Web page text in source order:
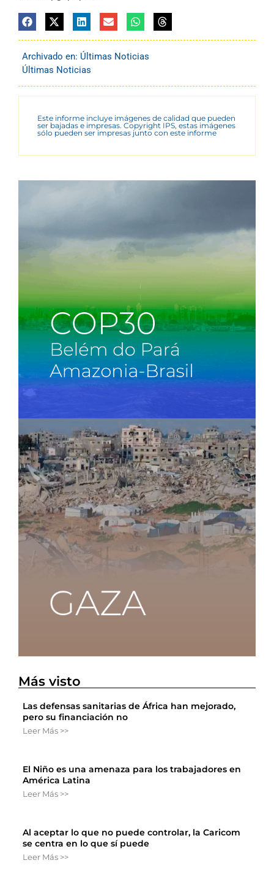
Archivado en: Últimas Noticias
Últimas Noticias
Este informe incluye imágenes de calidad que pueden
ser bajadas e impresas. Copyright IPS, estas imágenes
sólo pueden ser impresas junto con este informe
Más visto
Las defensas sanitarias de África han mejorado,
pero su financiación no
Leer Más >>
El Niño es una amenaza para los trabajadores en
América Latina
Leer Más >>
Al aceptar lo que no puede controlar, la Caricom
se centra en lo que sí puede
Leer Más >>